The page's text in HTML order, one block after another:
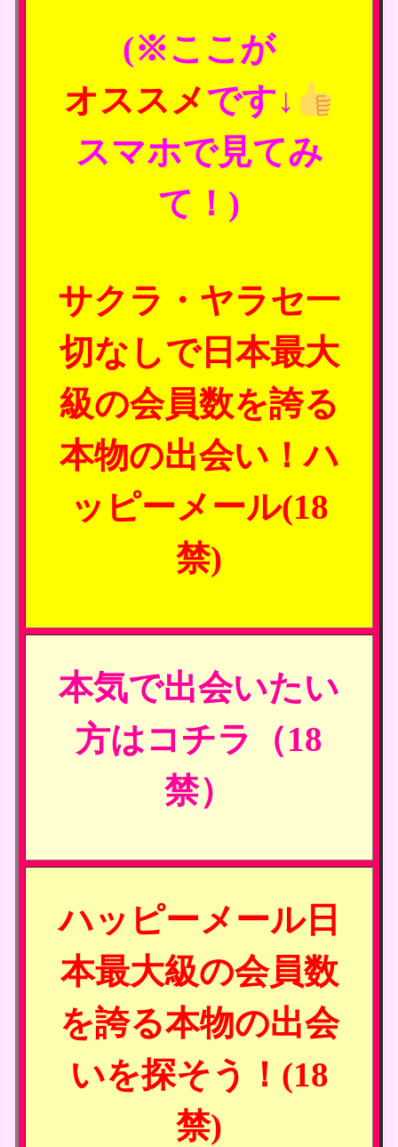
(※ここが
オススメです↓
スマホで見てみ
て！)
サクラ・ヤラセ一
切なしで日本最大
級の会員数を誇る
本物の出会い！ハ
ッピーメール(18
禁)
本気で出会いたい
方はコチラ（18
禁）
ハッピーメール日
本最大級の会員数
を誇る本物の出会
いを探そう！(18
禁)